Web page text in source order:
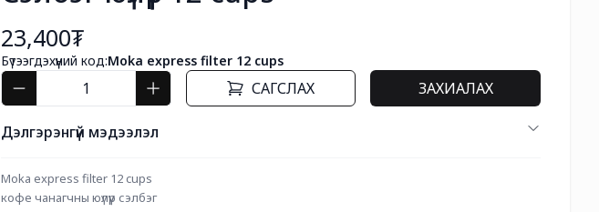
23,400₮
Бүтээгдэхүүний код:Moka express filter 12 cups
САГСЛАХ ЗАХИАЛАХ
Дэлгэрэнгүй мэдээлэл
Moka express filter 12 cups
кофе чанагчны юүлүүр сэлбэг